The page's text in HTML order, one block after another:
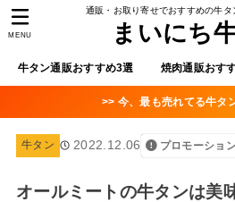
通販・お取り寄せでおすすめの牛
まいにち
牛タン通販おすすめ3選 焼肉通販おす
MENU
>> 今、最も売れてる牛タ
牛タン 2022.12.06 プロモーショ
オールミートの牛タンは美